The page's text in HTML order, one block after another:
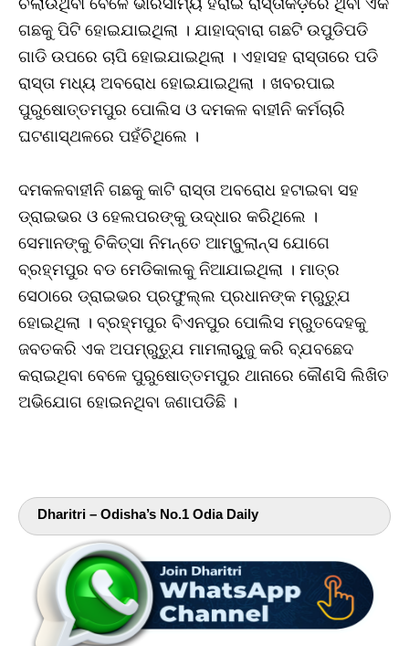
ଚଲାଉଥିବା ବେଳେ ଭାରସାମ୍ୟ ହରାଇ ରାସ୍ତାକଡ଼ରେ ଥିବା ଏକ
ଗଛକୁ ପିଟି ହୋଇଯାଇଥିଲା । ଯାହାଦ୍ବାରା ଗଛଟି ଉପୁଡିପଡି
ଗାଡି ଉପରେ ଚାପି ହୋଇଯାଇଥିଲା । ଏହାସହ ରାସ୍ତାରେ ପଡି
ରାସ୍ତା ମଧ୍ୟ ଅବରୋଧ ହୋଇଯାଇଥିଲା । ଖବରପାଇ
ପୁରୁଷୋତ୍ତମପୁର ପୋଲିସ ଓ ଦମକଳ ବାହୀନି କର୍ମଚାରି
ଘଟଣାସ୍ଥଳରେ ପହଁଚିଥିଲେ ।
ଦମକଳବାହୀନି ଗଛକୁ କାଟି ରାସ୍ତା ଅବରୋଧ ହଟାଇବା ସହ
ଡ୍ରାଇଭର ଓ ହେଲପରଙ୍କୁ ଉଦ୍ଧାର କରିଥିଲେ ।
ସେମାନଙ୍କୁ ଚିକିତ୍ସା ନିମନ୍ତେ ଆମ୍ବୁଲାନ୍ସ ଯୋଗେ
ବ୍ରହ୍ମପୁର ବଡ ମେଡିକାଲକୁ ନିଆଯାଇଥିଲା । ମାତ୍ର
ସେଠାରେ ଡ୍ରାଇଭର ପ୍ରଫୁଲ୍ଲ ପ୍ରଧାନଙ୍କ ମ୍ରୁତ୍ଯୁ
ହୋଇଥିଲା । ବ୍ରହ୍ମପୁର ବିଏନପୁର ପୋଲିସ ମ୍ରୁତଦେହକୁ
ଜବତକରି ଏକ ଅପମ୍ରୁତ୍ଯୁ ମାମଲାରୁୁଜୁ କରି ବ୍ଯବଛେଦ
କରାଇଥିବା ବେଳେ ପୁରୁଷୋତ୍ତମପୁର ଥାନାରେ କୌଣସି ଲିଖିତ
ଅଭିଯୋଗ ହୋଇନଥିବା ଜଣାପଡିଛି ।
Dharitri – Odisha’s No.1 Odia Daily